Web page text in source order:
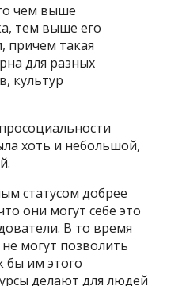
чем выше
тем выше его
причем такая
для разных
культур
хоть и небольшой,
статусом добрее
они могут себе это
В то время
могут позволить
бы им этого
делают для людей